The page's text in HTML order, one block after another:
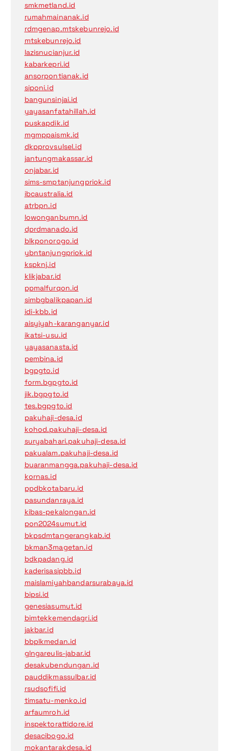
smkmetland.id
rumahmainanak.id
rdmgenap.mtskebunrejo.id
mtskebunrejo.id
lazisnucianjur.id
kabarkepri.id
ansorpontianak.id
siponi.id
bangunsinjai.id
yayasanfatahillah.id
puskapdik.id
mgmppaismk.id
dkpprovsulsel.id
jantungmakassar.id
onjabar.id
sims-smptanjungpriok.id
ibcaustralia.id
atrbpn.id
lowonganbumn.id
dprdmanado.id
blkponorogo.id
ybntanjungpriok.id
kspknj.id
klikjabar.id
ppmalfurqon.id
simbgbalikpapan.id
idi-kbb.id
aisyiyah-karanganyar.id
ikatsi-usu.id
yayasanasta.id
pembina.id
bgpgto.id
form.bgpgto.id
jik.bgpgto.id
tes.bgpgto.id
pakuhaji-desa.id
kohod.pakuhaji-desa.id
suryabahari.pakuhaji-desa.id
pakualam.pakuhaji-desa.id
buaranmangga.pakuhaji-desa.id
kornas.id
ppdbkotabaru.id
pasundanraya.id
kibas-pekalongan.id
pon2024sumut.id
bkpsdmtangerangkab.id
bkman3magetan.id
bdkpadang.id
kaderisasipbb.id
maislamiyahbandarsurabaya.id
bipsi.id
genesiasumut.id
bimtekkemendagri.id
jakbar.id
bbplkmedan.id
glngareulis-jabar.id
desakubendungan.id
pauddikmassulbar.id
rsudsofifi.id
timsatu-menko.id
arfaumroh.id
inspektorattidore.id
desacibogo.id
mokantarakdesa.id